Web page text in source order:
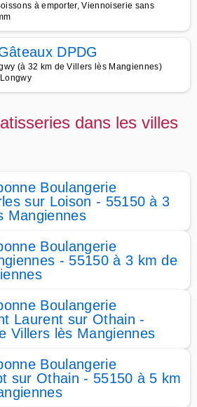
à emporter, Viennoiserie sans
DPDG
(à 32 km de Villers lès Mangiennes)
dans les villes
Boulangerie
sur Loison - 55150 à 3
Mangiennes
Boulangerie
- 55150 à 3 km de
Boulangerie
Laurent sur Othain -
Villers lès Mangiennes
Boulangerie
sur Othain - 55150 à 5 km